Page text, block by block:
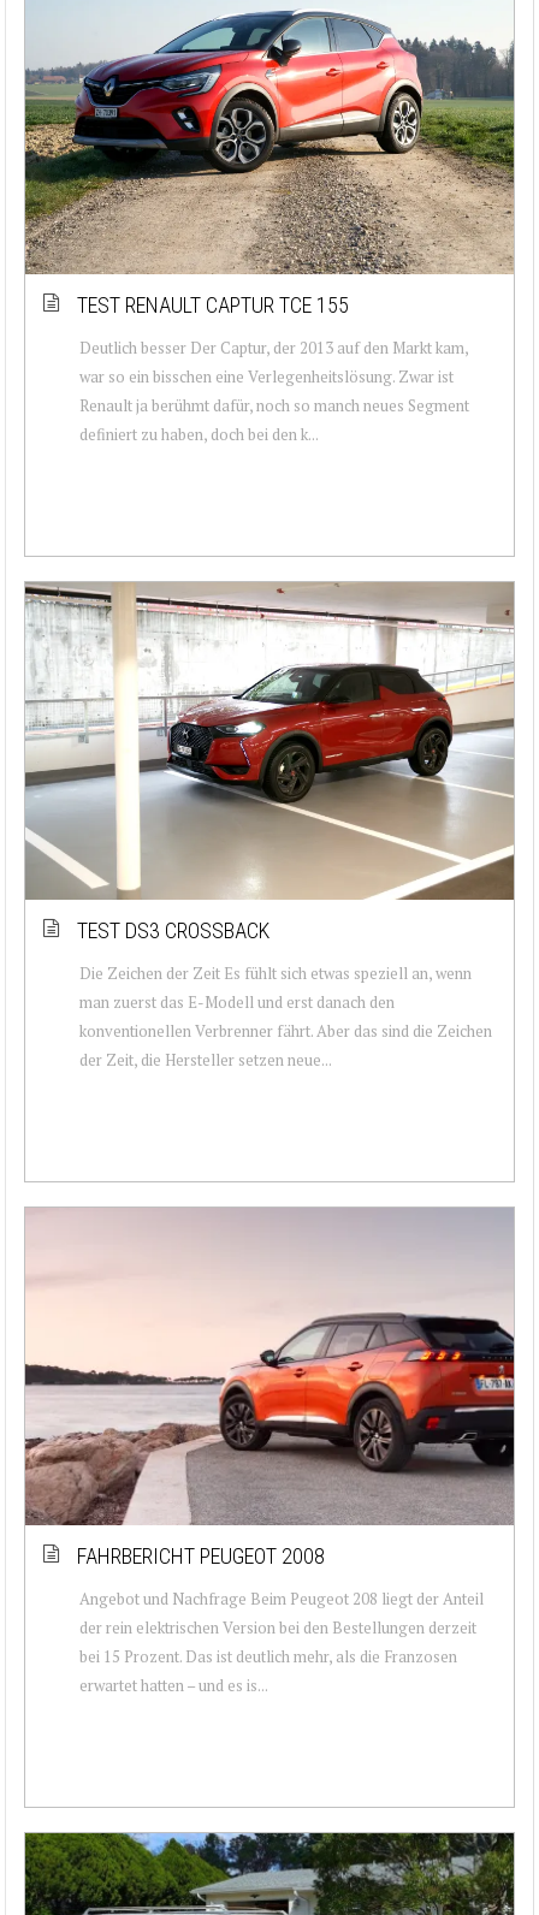
TEST RENAULT CAPTUR TCE 155
Deutlich besser Der Captur, der 2013 auf den Markt kam,
war so ein bisschen eine Verlegenheitslösung. Zwar ist
Renault ja berühmt dafür, noch so manch neues Segment
definiert zu haben, doch bei den k...
TEST DS3 CROSSBACK
Die Zeichen der Zeit Es fühlt sich etwas speziell an, wenn
man zuerst das E-Modell und erst danach den
konventionellen Verbrenner fährt. Aber das sind die Zeichen
der Zeit, die Hersteller setzen neue...
FAHRBERICHT PEUGEOT 2008
Angebot und Nachfrage Beim Peugeot 208 liegt der Anteil
der rein elektrischen Version bei den Bestellungen derzeit
bei 15 Prozent. Das ist deutlich mehr, als die Franzosen
erwartet hatten – und es is...